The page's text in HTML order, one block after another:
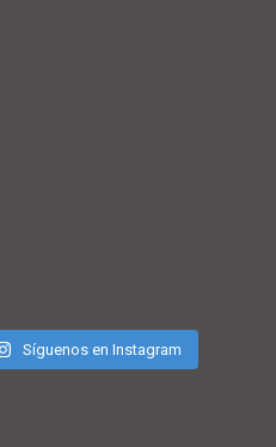
Síguenos en Instagram